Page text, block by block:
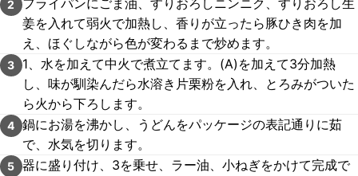
2
フライパンにごま油、すりおろしニンニク、すりおろし生
姜を入れて弱火で加熱し、香りが立ったら豚ひき肉を加
え、ほぐしながら色が変わるまで炒めます。
3
1、水を加えて中火で煮立てます。(A)を加えて3分加熱
し、味が馴染んだら水溶き片栗粉を入れ、とろみがついた
ら火から下ろします。
4 鍋にお湯を沸かし、うどんをパッケージの表記通りに茹
で、水気を切ります。
5 器に盛り付け、3を乗せ、ラー油、小ねぎをかけて完成で